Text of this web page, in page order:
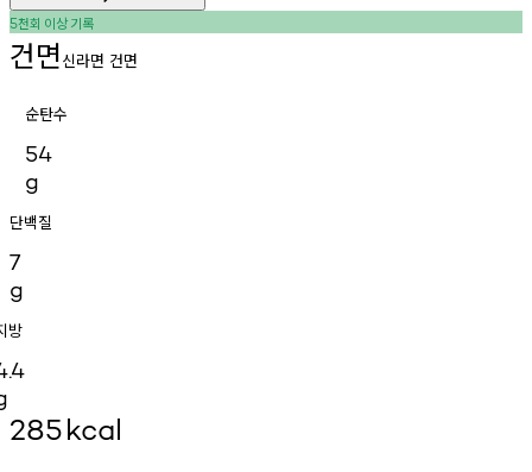
5천회 이상기록
건면신라면 건면
순탄수
54
g
단백질
7
g
방
285kcal